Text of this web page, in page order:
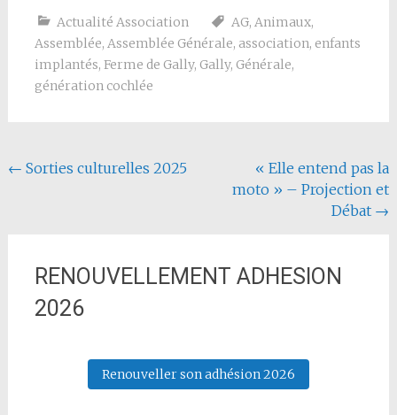
Actualité Association AG, Animaux,
Assemblée, Assemblée Générale, association, enfants
implantés, Ferme de Gally, Gally, Générale,
génération cochlée
Navigation de l'article
← Sorties culturelles 2025
« Elle entend pas la
moto » – Projection et
Débat →
RENOUVELLEMENT ADHESION
2026
Renouveller son adhésion 2026